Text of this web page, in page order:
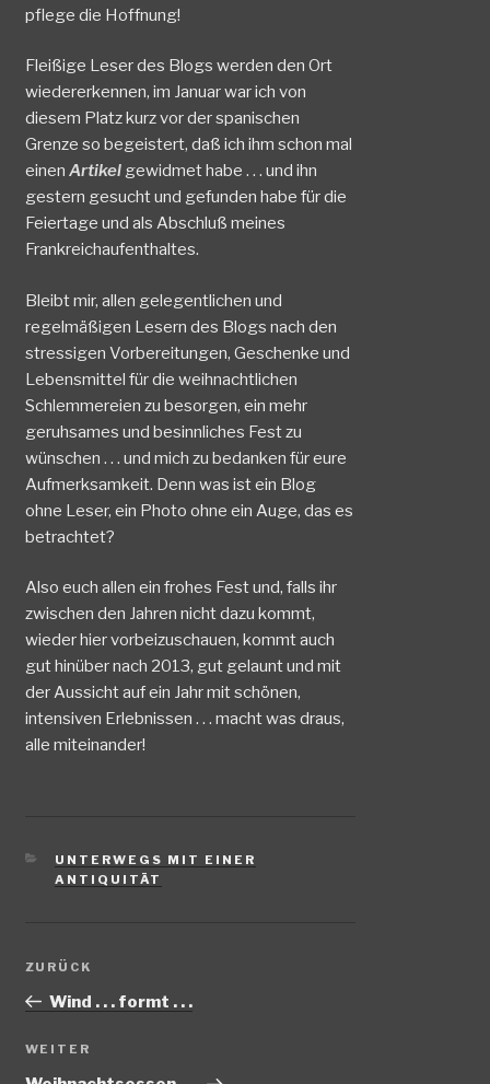
pflege die Hoffnung!
Fleißige Leser des Blogs werden den Ort
wiedererkennen, im Januar war ich von
diesem Platz kurz vor der spanischen
Grenze so begeistert, daß ich ihm schon mal
einen Artikelgewidmet habe . . . und ihn
gestern gesucht und gefunden habe für die
Feiertage und als Abschluß meines
Frankreichaufenthaltes.
Bleibt mir, allen gelegentlichen und
regelmäßigen Lesern des Blogs nach den
stressigen Vorbereitungen, Geschenke und
Lebensmittel für die weihnachtlichen
Schlemmereien zu besorgen, ein mehr
geruhsames und besinnliches Fest zu
wünschen . . . und mich zu bedanken für eure
Aufmerksamkeit. Denn was ist ein Blog
ohne Leser, ein Photo ohne ein Auge, das es
betrachtet?
Also euch allen ein frohes Fest und, falls ihr
zwischen den Jahren nicht dazu kommt,
wieder hier vorbeizuschauen, kommt auch
gut hinüber nach 2013, gut gelaunt und mit
der Aussicht auf ein Jahr mit schönen,
intensiven Erlebnissen . . . macht was draus,
alle miteinander!
KATEGORIEN
UNTERWEGS MIT EINER
ANTIQUITÄT
Beitragsnavigation
Vorheriger
Beitrag
ZURÜCK
Wind . . . formt . . .
Nächster
Beitrag
WEITER